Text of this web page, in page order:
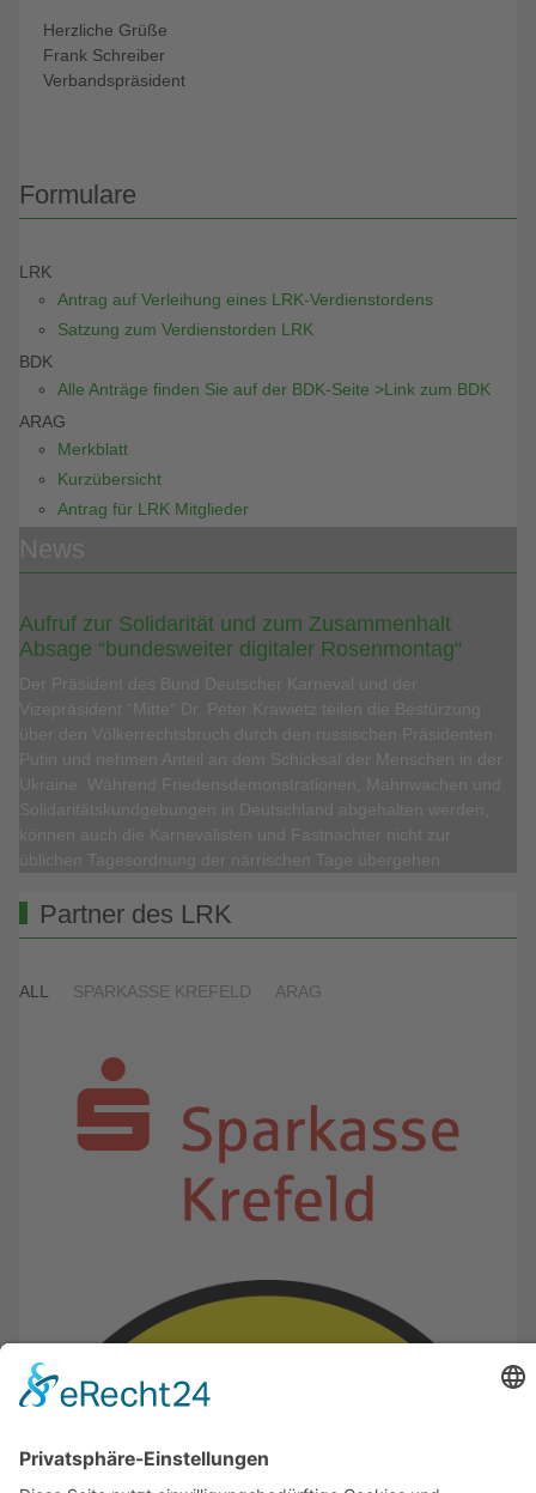
Herzliche Grüße
Frank Schreiber
Verbandspräsident
Formulare
LRK
Antrag auf Verleihung eines LRK-Verdienstordens
Satzung zum Verdienstorden LRK
BDK
Alle Anträge finden Sie auf der BDK-Seite >Link zum BDK
ARAG
Merkblatt
Kurzübersicht
Antrag für LRK Mitglieder
Aufruf zur Solidarität und zum Zusammenhalt
Absage “bundesweiter digitaler Rosenmontag“
Partner des LRK
ALL SPARKASSE KREFELD ARAG